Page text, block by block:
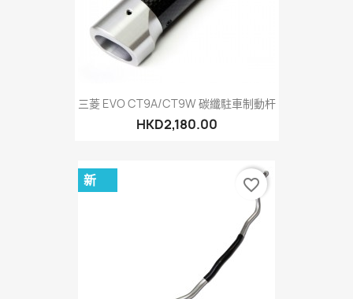
三菱 EVO CT9A/CT9W 碳纖駐車制動杆
HKD2,180.00
新 favorite_border